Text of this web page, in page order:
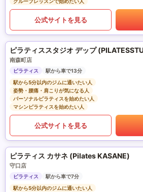
グループレッスンで始めたい人
公式サイトを見る
南森町店
ピラティス
駅から車で13分
駅から5分以内のジムに通いたい人
姿勢・腰痛・肩こりが気になる人
パーソナルピラティスを始めたい人
マシンピラティスを始めたい人
公式サイトを見る
ピラティス カサネ (Pilates KASANE)
守口店
ピラティス
駅から車で7分
駅から5分以内のジムに通いたい人